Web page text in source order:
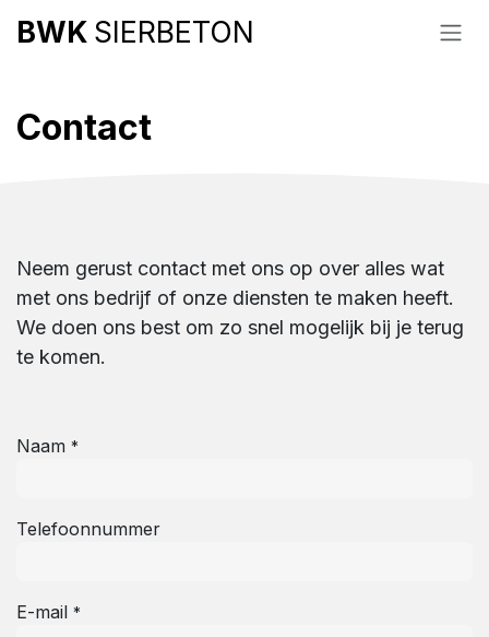
BWK SIERBETON
Contact
Neem gerust contact met ons op over alles wat
met ons bedrijf of onze diensten te maken heeft.
We doen ons best om zo snel mogelijk bij je terug
te komen.
Naam *
Telefoonnummer
E-mail *